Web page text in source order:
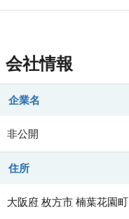
会社情報
企業名
非公開
住所
大阪府 枚方市 楠葉花園町